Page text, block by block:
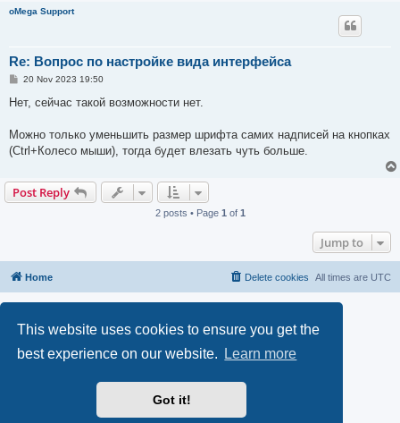
This website uses cookies to ensure you get the
best experience on our website.
Learn more
Got it!
oMega Support
Re: Вопрос по настройке вида интерфейса
P
s
20 Nov 2023 19:50
Нет, сейчас такой возможности нет.
Можно только уменьшить размер шрифта самих надписей на кнопках
(Ctrl+Колесо мыши), тогда будет влезать чуть больше.
Post Reply
2 posts • Page 1 of 1
Jump to
Home All times are UTC
Delete cookies
Privacy
|Terms